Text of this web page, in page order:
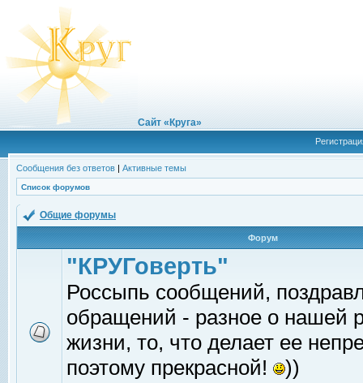
Сайт «Круга»
Сообщения без ответов | Активные темы
Список форумов
Общие форумы
Форум
"КРУГоверть"
Россыпь сообщений,
обращений - разное о нашей
жизни, то, что делает ее
поэтому прекрасной!
))